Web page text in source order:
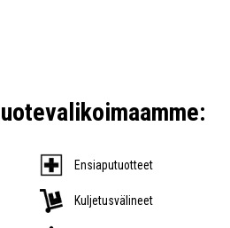
Ensiaputuotteet
Kuljetusvälineet